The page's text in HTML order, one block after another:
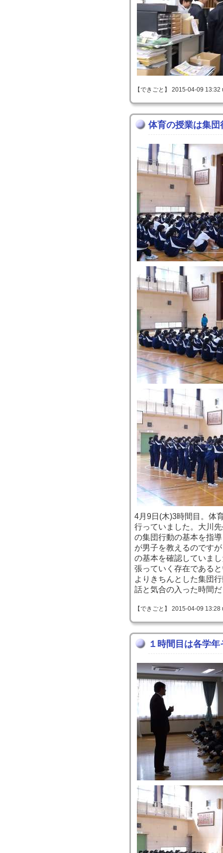
【できごと】 2015-04-09
体育の授業は集
4月9日(木)3時間目。体
行っていました。大川
の集団行動の基本を指
が男子を教えるのです
の基本を確認していま
張っていく存在である
よりきちんとした集団
話と気合の入った時間
【できごと】 2015-04-09
１時間目は各学